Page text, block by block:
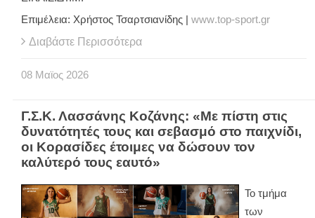
Επιμέλεια: Χρήστος Τσαρτσιανίδης | www.top-sport.gr
Διαβάστε Περισσότερα
08 Μαϊος 2026
Γ.Σ.Κ. Λασσάνης Κοζάνης: «Με πίστη στις
δυνατότητές τους και σεβασμό στο παιχνίδι,
οι Κορασίδες έτοιμες να δώσουν τον
καλύτερό τους εαυτό»
Το τμήμα
των